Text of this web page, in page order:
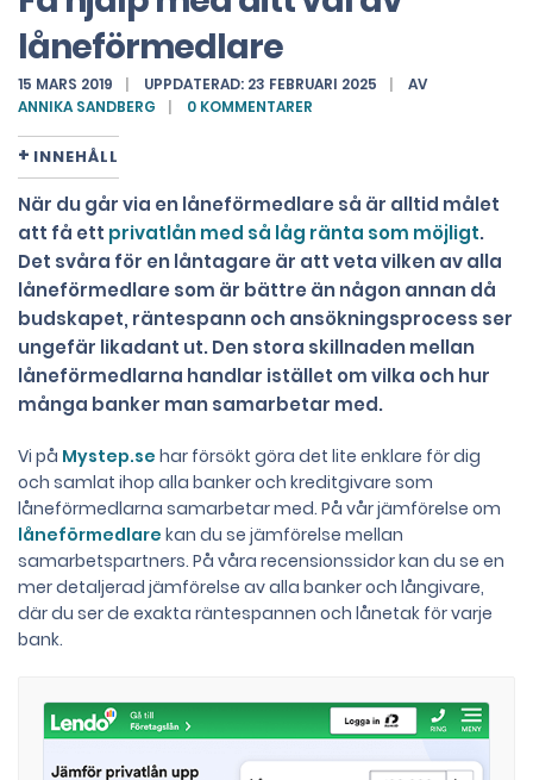
låneförmedlare
15 MARS 2019 UPPDATERAD: 23 FEBRUARI 2025
AV
ANNIKA SANDBERG
0 KOMMENTARER
INNEHÅLL
När du går via en låneförmedlare så är alltid målet
att få ett privatlån med så låg ränta som möjligt.
Det svåra för en låntagare är att veta vilken av alla
låneförmedlare som är bättre än någon annan då
budskapet, räntespann och ansökningsprocess ser
ungefär likadant ut. Den stora skillnaden mellan
låneförmedlarna handlar istället om vilka och hur
många banker man samarbetar med.
Vi på Mystep.se har försökt göra det lite enklare för dig
och samlat ihop alla banker och kreditgivare som
låneförmedlarna samarbetar med. På vår jämförelse om
låneförmedlare kan du se jämförelse mellan
samarbetspartners. På våra recensionssidor kan du se en
mer detaljerad jämförelse av alla banker och långivare,
där du ser de exakta räntespannen och lånetak för varje
bank.